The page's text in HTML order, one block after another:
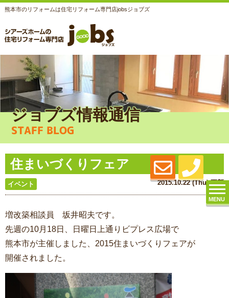
熊本市のリフォームは住宅リフォーム専門店jobsジョブズ
MENU
ジョブズ情報通信
STAFF BLOG
住まいづくりフェア
イベント 2015.10.22 (Thu) 更新
増改築相談員 坂井昭夫です。
先週の10月18日、日曜日上通りビプレス広場で
熊本市が主催しました、2015住まいづくりフェアが
開催されました。